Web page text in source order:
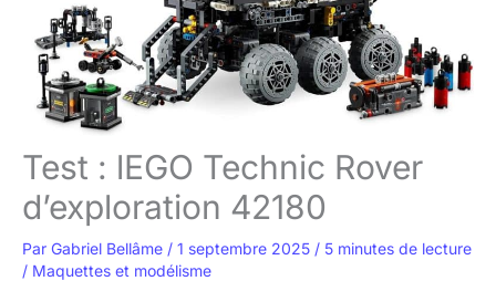
Test : lEGO Technic Rover
d’exploration 42180
Par Gabriel Bellâme / 1 septembre 2025 / 5 minutes de lecture
/ Maquettes et modélisme